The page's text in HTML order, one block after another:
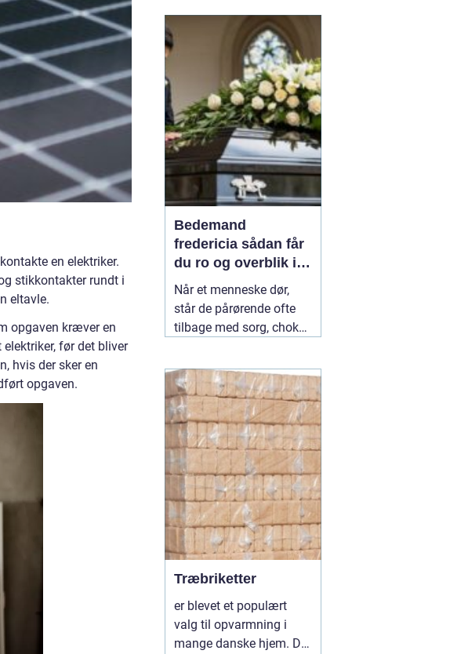
en elektriker.
stikkontakter rundt i
eltavle.
opgaven kræver en
før det bliver
hvis der sker en
opgaven.
bekymret. For mange i
og omkring Asnæs kan
det dog være en
udfordring at finde den
rette tandlæge, især hvis
man har haft d...
Bedemand
fredericia sådan får
du ro og overblik i
en svær tid
Når et menneske dør,
står de pårørende ofte
tilbage med sorg, chok
Hvad skal gøres først?
Hvem kontakter man?
Hvordan skaber man en
afsked, som føles rigtig?
Her spiller en lokal 04
July 2026
Træbriketter
er blevet et populært
valg til opvarmning i
mange danske hjem. De